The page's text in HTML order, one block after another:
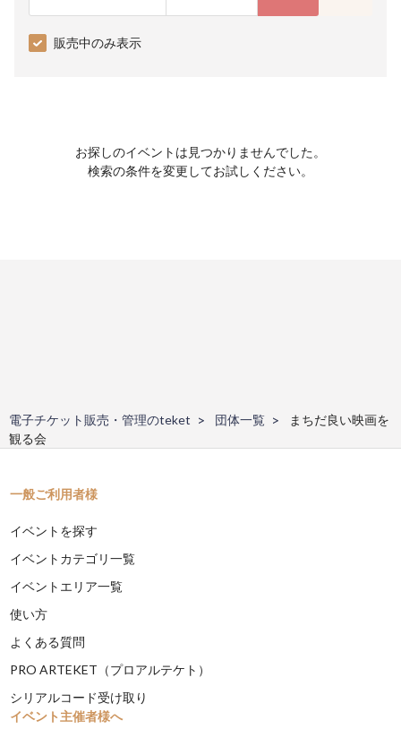
販売中のみ表示
お探しのイベントは見つかりませんでした。
検索の条件を変更してお試しください。
電子チケット販売・管理のteket 団体一覧
まちだ良い映画を
観る会
一般ご利用者様
イベントを探す
イベントカテゴリ一覧
イベントエリア一覧
使い方
よくある質問
PRO ARTEKET（プロアルテケト）
シリアルコード受け取り
イベント主催者様へ